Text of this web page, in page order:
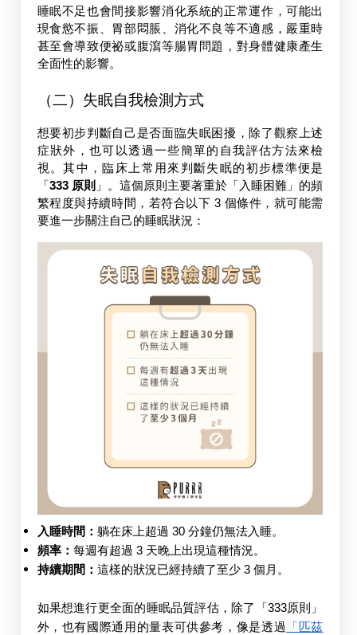
睡眠不足也會間接影響消化系統的正常運作，可能出
現食慾不振、胃部悶脹、消化不良等不適感，嚴重時
甚至會導致便祕或腹瀉等腸胃問題，對身體健康產生
全面性的影響。
（二）失眠自我檢測方式
想要初步判斷自己是否面臨失眠困擾，除了觀察上述
症狀外，也可以透過一些簡單的自我評估方法來檢
視。其中，臨床上常用來判斷失眠的初步標準便是
「 333 原則 」。這個原則主要著重於「入睡困難」的頻
繁程度與持續時間，若符合以下 3 個條件，就可能需
要進一步關注自己的睡眠狀況：
入睡時間： 躺在床上超過 30 分鐘仍無法入睡。
頻率： 每週有超過 3 天晚上出現這種情況。
持續期間： 這樣的狀況已經持續了至少 3 個月。
如果想進行更全面的睡眠品質評估，除了「333原則」
外，也有國際通用的量表可供參考，像是透過
「匹茲